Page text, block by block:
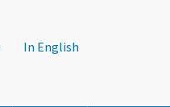
In English